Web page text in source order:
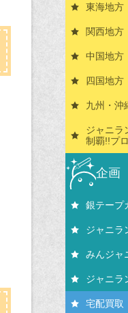
東海地方
関西地方
中国地方
四国地方
九州・沖
ジャニラ
制覇!!プ
企画
銀テープ
ジャニラ
みんジャ
ジャニラ
宅配買取